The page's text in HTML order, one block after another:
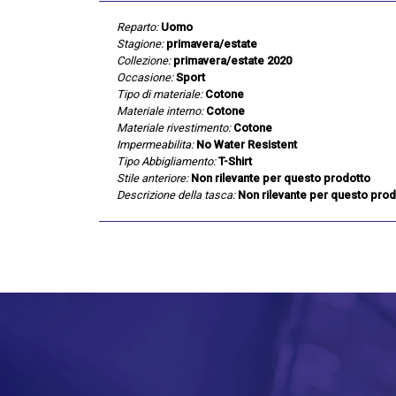
Reparto: Uomo
Stagione: primavera/estate
Collezione: primavera/estate 2020
Occasione: Sport
Tipo di materiale: Cotone
Materiale interno: Cotone
Materiale rivestimento: Cotone
Impermeabilita: No Water Resistent
Tipo Abbigliamento: T-Shirt
Stile anteriore: Non rilevante per questo prodotto
Descrizione della tasca: Non rilevante per questo